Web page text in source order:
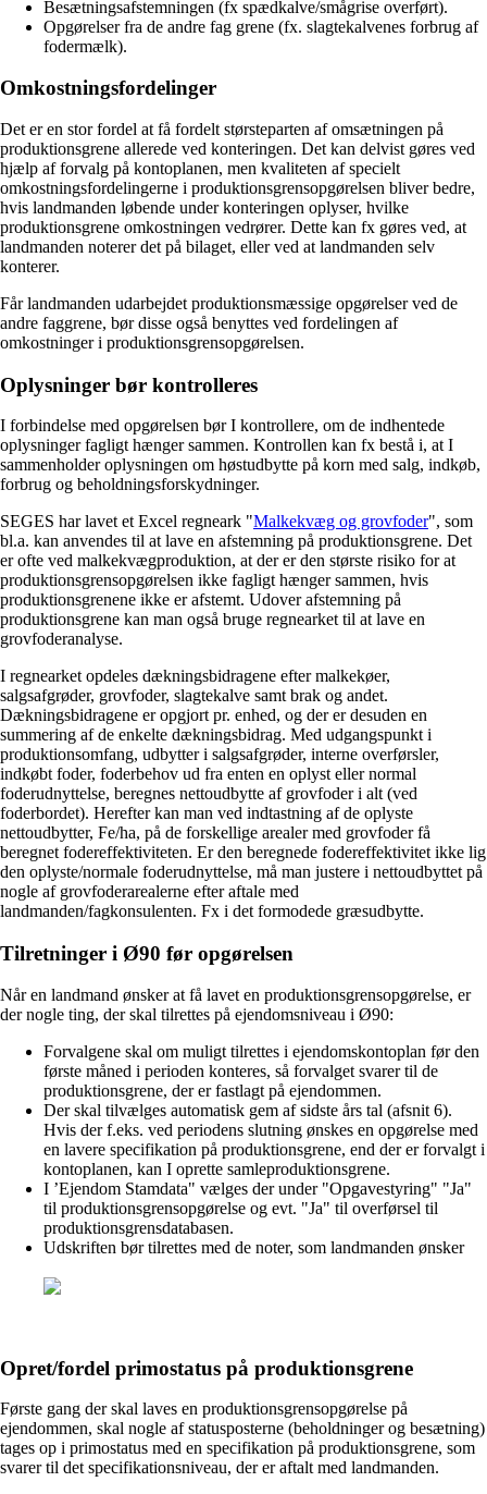
Besætningsafstemningen (fx spædkalve/smågrise overført).
Opgørelser fra de andre fag grene (fx. slagtekalvenes forbrug af
fodermælk).
Omkostningsfordelinger
Det er en stor fordel at få fordelt størsteparten af omsætningen på
produktionsgrene allerede ved konteringen. Det kan delvist gøres ved
hjælp af forvalg på kontoplanen, men kvaliteten af specielt
omkostningsfordelingerne i produktionsgrensopgørelsen bliver bedre,
hvis landmanden løbende under konteringen oplyser, hvilke
produktionsgrene omkostningen vedrører. Dette kan fx gøres ved, at
landmanden noterer det på bilaget, eller ved at landmanden selv
konterer.
Får landmanden udarbejdet produktionsmæssige opgørelser ved de
andre faggrene, bør disse også benyttes ved fordelingen af
omkostninger i produktionsgrensopgørelsen.
Oplysninger bør kontrolleres
I forbindelse med opgørelsen bør I kontrollere, om de indhentede
oplysninger fagligt hænger sammen. Kontrollen kan fx bestå i, at I
sammenholder oplysningen om høstudbytte på korn med salg, indkøb,
forbrug og beholdningsforskydninger.
SEGES har lavet et Excel regneark "Malkekvæg og grovfoder", som
bl.a. kan anvendes til at lave en afstemning på produktionsgrene. Det
er ofte ved malkekvægproduktion, at der er den største risiko for at
produktionsgrensopgørelsen ikke fagligt hænger sammen, hvis
produktionsgrenene ikke er afstemt. Udover afstemning på
produktionsgrene kan man også bruge regnearket til at lave en
grovfoderanalyse.
I regnearket opdeles dækningsbidragene efter malkekøer,
salgsafgrøder, grovfoder, slagtekalve samt brak og andet.
Dækningsbidragene er opgjort pr. enhed, og der er desuden en
summering af de enkelte dækningsbidrag. Med udgangspunkt i
produktionsomfang, udbytter i salgsafgrøder, interne overførsler,
indkøbt foder, foderbehov ud fra enten en oplyst eller normal
foderudnyttelse, beregnes nettoudbytte af grovfoder i alt (ved
foderbordet). Herefter kan man ved indtastning af de oplyste
nettoudbytter, Fe/ha, på de forskellige arealer med grovfoder få
beregnet fodereffektiviteten. Er den beregnede fodereffektivitet ikke lig
den oplyste/normale foderudnyttelse, må man justere i nettoudbyttet på
nogle af grovfoderarealerne efter aftale med
landmanden/fagkonsulenten. Fx i det formodede græsudbytte.
Tilretninger i Ø90 før opgørelsen
Når en landmand ønsker at få lavet en produktionsgrensopgørelse, er
der nogle ting, der skal tilrettes på ejendomsniveau i Ø90:
Forvalgene skal om muligt tilrettes i ejendomskontoplan før den
første måned i perioden konteres, så forvalget svarer til de
produktionsgrene, der er fastlagt på ejendommen.
Der skal tilvælges automatisk gem af sidste års tal (afsnit 6).
Hvis der f.eks. ved periodens slutning ønskes en opgørelse med
en lavere specifikation på produktionsgrene, end der er forvalgt i
kontoplanen, kan I oprette samleproduktionsgrene.
I ’Ejendom Stamdata" vælges der under "Opgavestyring" "Ja"
til produktionsgrensopgørelse og evt. "Ja" til overførsel til
produktionsgrensdatabasen.
Udskriften bør tilrettes med de noter, som landmanden ønsker
Opret/fordel primostatus på produktionsgrene
Første gang der skal laves en produktionsgrensopgørelse på
ejendommen, skal nogle af statusposterne (beholdninger og besætning)
tages op i primostatus med en specifikation på produktionsgrene, som
svarer til det specifikationsniveau, der er aftalt med landmanden.